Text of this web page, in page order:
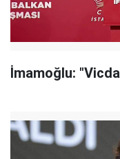
İmamoğlu: